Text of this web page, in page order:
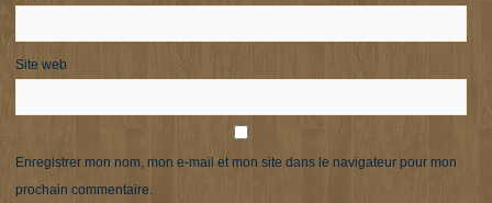
Site web
Enregistrer mon nom, mon e-mail et mon site dans le navigateur pour mon
prochain commentaire.